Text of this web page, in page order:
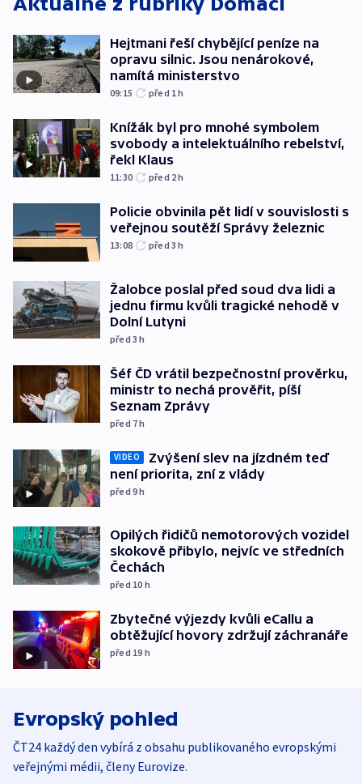
Hejtmani řeší chybějící peníze na
opravu silnic. Jsou nenárokové,
namítá ministerstvo
09:15 před 1h
Knížák byl pro mnohé symbolem
svobody a intelektuálního rebelství,
řekl Klaus
11:30 před 2h
Policie obvinila pět lidí v souvislosti s
veřejnou soutěží Správy železnic
13:08 před 3h
Žalobce poslal před soud dva lidi a
jednu firmu kvůli tragické nehodě v
Dolní Lutyni
před 3h
Šéf ČD vrátil bezpečnostní prověrku,
ministr to nechá prověřit, píší
Seznam Zprávy
před 7h
VIDEO
Zvýšení slev na jízdném teď
není priorita, zní z vlády
před 9h
Opilých řidičů nemotorových vozidel
skokově přibylo, nejvíc ve středních
Čechách
před 10 h
Zbytečné výjezdy kvůli eCallu a
obtěžující hovory zdržují záchranáře
před 19 h
Evropský pohled
ČT24 každý den vybírá z obsahu publikovaného evropskými
veřejnými médii, členy Eurovize.